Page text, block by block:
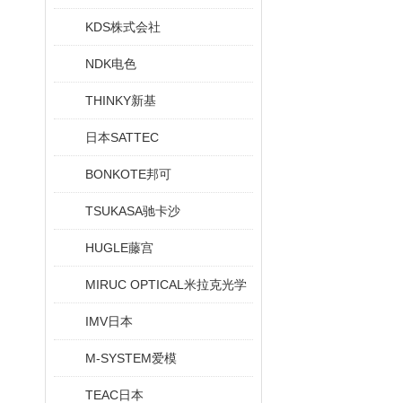
KDS株式会社
NDK电色
THINKY新基
日本SATTEC
BONKOTE邦可
TSUKASA驰卡沙
HUGLE藤宫
MIRUC OPTICAL米拉克光学
IMV日本
M-SYSTEM爱模
TEAC日本